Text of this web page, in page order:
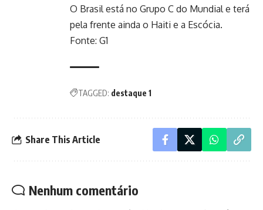
O Brasil está no Grupo C do Mundial e terá
pela frente ainda o Haiti e a Escócia.
Fonte: G1
TAGGED: destaque 1
Share This Article
Nenhum comentário